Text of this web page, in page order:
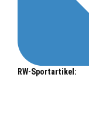
RW-Sportartikel: